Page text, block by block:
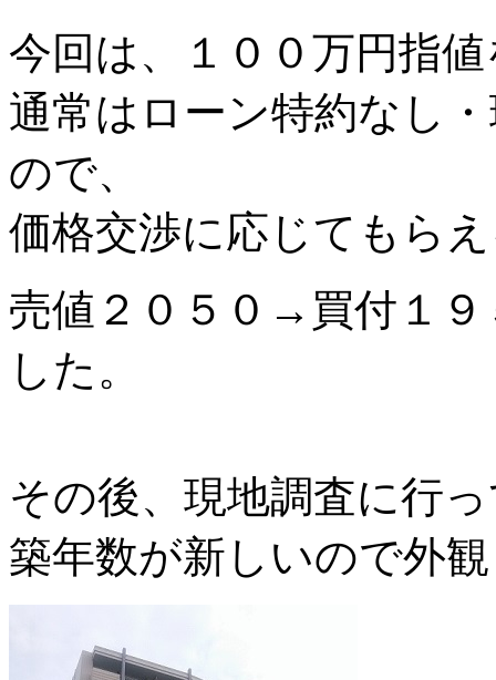
今回は、１００万円指
通常はローン特約なし
ので、
価格交渉に応じてもら
売値２０５０→買付１
した。
その後、現地調査に行
築年数が新しいので外